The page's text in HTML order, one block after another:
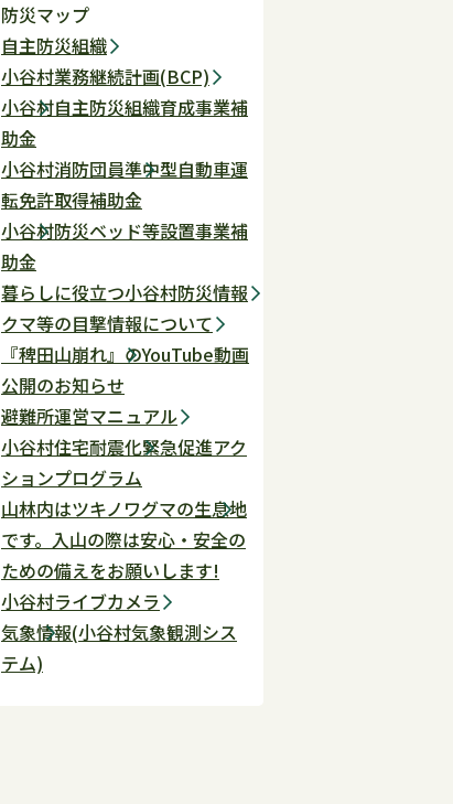
防災マップ
自主防災組織
小谷村業務継続計画(BCP)
小谷村自主防災組織育成事業補
助金
小谷村消防団員準中型自動車運
転免許取得補助金
小谷村防災ベッド等設置事業補
助金
暮らしに役立つ小谷村防災情報
クマ等の目撃情報について
『稗田山崩れ』のYouTube動画
公開のお知らせ
避難所運営マニュアル
小谷村住宅耐震化緊急促進アク
ションプログラム
山林内はツキノワグマの生息地
です。入山の際は安心・安全の
ための備えをお願いします!
小谷村ライブカメラ
気象情報(小谷村気象観測シス
テム)